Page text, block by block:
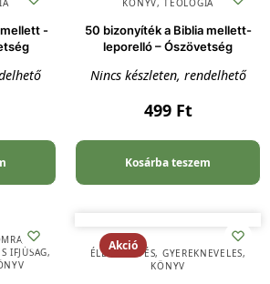
-
KÖNYV,TEOLÓGIA
50 bizonyíték a Biblia mellett-
leporelló – Ószövetség
Nincs készleten, rendelhető
499 Ft
Kosárba teszem
IFJÚSÁG,
Akció
ÉLETVEZETÉS, GYEREKNEVELÉS,
KÖNYV